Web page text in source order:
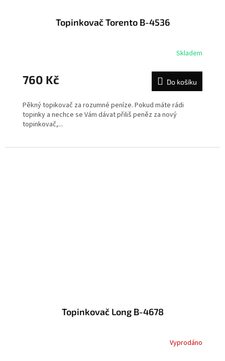
Topinkovač Torento B-4536
Skladem
760 Kč Do košíku
Pěkný topikovač za rozumné peníze. Pokud máte rádi
topinky a nechce se Vám dávat přiliš peněz za nový
topinkovač,...
Topinkovač Long B-4678
Vyprodáno